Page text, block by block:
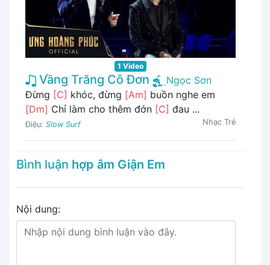
1 Video
Vầng Trăng Cô Đơn
Ngọc Sơn
Đừng [C] khóc, đừng [Am] buồn nghe em
[Dm] Chỉ làm cho thêm đớn [C] đau ...
Điệu: Slow Surf Nhạc Trẻ
Bình luận hợp âm Giận Em
Nội dung: